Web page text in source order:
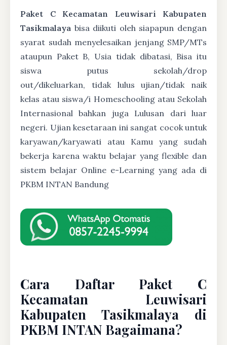
Paket C Kecamatan Leuwisari Kabupaten
Tasikmalaya bisa diikuti oleh siapapun dengan
syarat sudah menyelesaikan jenjang SMP/MTs
ataupun Paket B, Usia tidak dibatasi, Bisa itu
siswa putus sekolah/drop
out/dikeluarkan, tidak lulus ujian/tidak naik
kelas atau siswa/i Homeschooling atau Sekolah
Internasional bahkan juga Lulusan dari luar
negeri. Ujian kesetaraan ini sangat cocok untuk
karyawan/karyawati atau Kamu yang sudah
bekerja karena waktu belajar yang flexible dan
sistem belajar Online e-Learning yang ada di
PKBM INTAN Bandung
Cara Daftar Paket C
Kecamatan Leuwisari
Kabupaten Tasikmalaya di
PKBM INTAN Bagaimana?